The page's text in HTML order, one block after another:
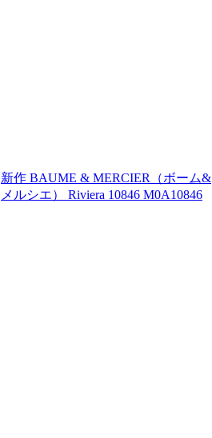
新作 BAUME & MERCIER（ボーム&
メルシエ）
Riviera 10846 M0A10846